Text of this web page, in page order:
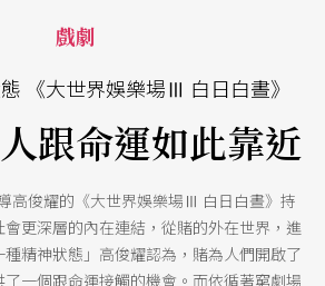
戲劇
《大世界娛樂場Ⅲ 白日白晝》
人跟命運如此靠近
高俊耀的《大世界娛樂場Ⅲ 白日白晝》持
更深層的內在連結，從賭的外在世界，進
精神狀態」高俊耀認為，賭為人們開啟了
一個跟命運接觸的機會。而依循著窮劇場